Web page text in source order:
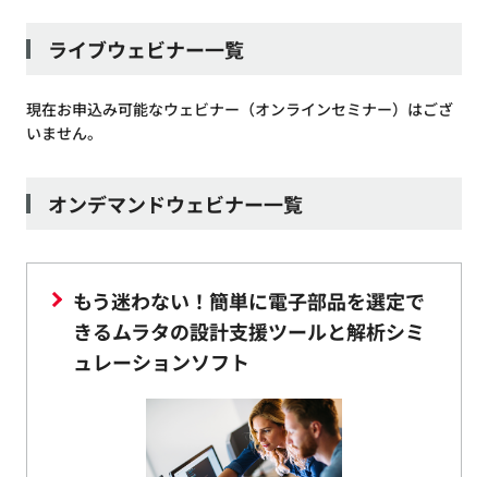
ライブウェビナー一覧
現在お申込み可能なウェビナー（オンラインセミナー）はござ
いません。
オンデマンドウェビナー一覧
もう迷わない！簡単に電子部品を選定で
きるムラタの設計支援ツールと解析シミ
ュレーションソフト